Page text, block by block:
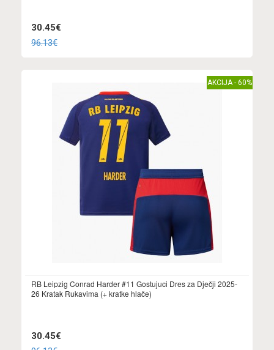
30.45€
96.13€
AKCIJA - 60%
RB Leipzig Conrad Harder #11 Gostujuci Dres za Dječji 2025-
26 Kratak Rukavima (+ kratke hlače)
30.45€